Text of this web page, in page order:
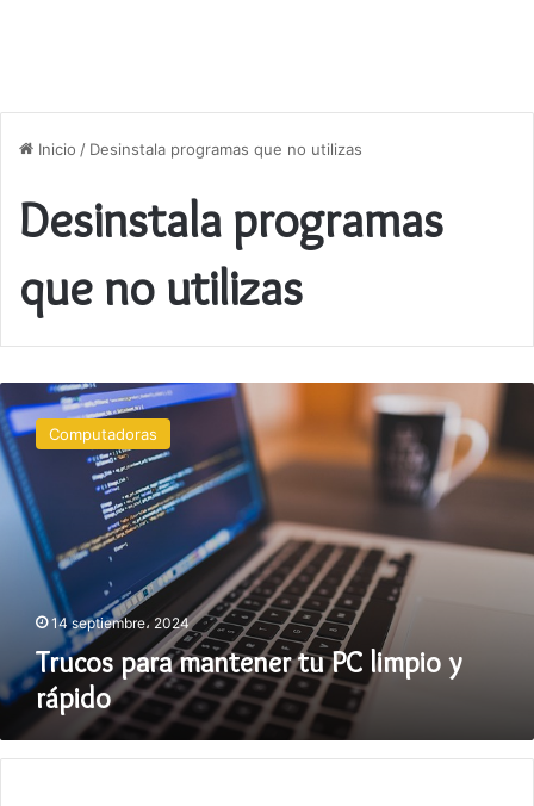
Inicio / Desinstala programas que no utilizas
Desinstala programas
que no utilizas
Trucos
para
mantener
tu
PC
limpio
rápido
Computadoras
14 septiembre، 2024
Trucos para mantener tu PC limpio y
rápido